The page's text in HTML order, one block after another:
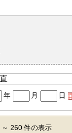
年 月 日
260 件の表示